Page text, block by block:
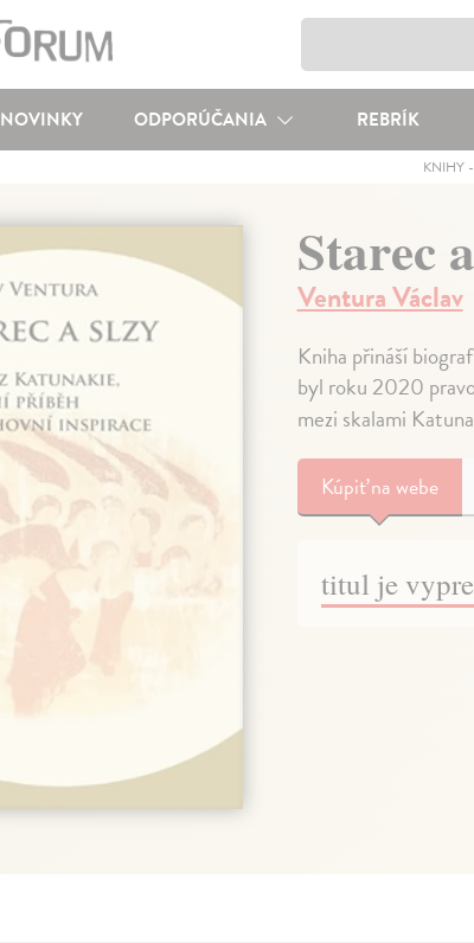
NOVINKY ODPORÚČANIA REBRÍK
KNIHY-
Starec
Ventura Václav
Kniha přináší
byl roku 2020
mezi skalami
Kúpiťna webe
titul je